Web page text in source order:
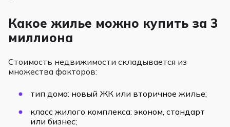
Какое жилье можно купить за 3
миллиона
Стоимость недвижимости складывается из
множества факторов:
тип дома: новый ЖК или вторичное жилье;
класс жилого комплекса: эконом, стандарт
или бизнес;